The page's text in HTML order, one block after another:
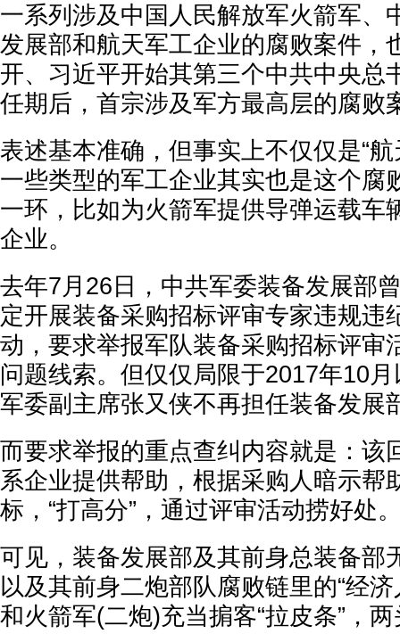
一系列涉及中国人民解放军火箭军、
发展部和航天军工企业的腐败案件，
开、习近平开始其第三个中共中央总
任期后，首宗涉及军方最高层的腐败
表述基本准确，但事实上不仅仅是“
一些类型的军工企业其实也是这个腐
一环，比如为火箭军提供导弹运载车
企业。
去年7月26日，中共军委装备发展部
定开展装备采购招标评审专家违规违
动，要求举报军队装备采购招标评审
问题线索。但仅仅局限于2017年10
军委副主席张又侠不再担任装备发展
而要求举报的重点查纠内容就是：该
系企业提供帮助，根据采购人暗示帮
标，“打高分”，通过评审活动捞好处
可见，装备发展部及其前身总装备部
以及其前身二炮部队腐败链里的“经
和火箭军(二炮)充当掮客“拉皮条”，